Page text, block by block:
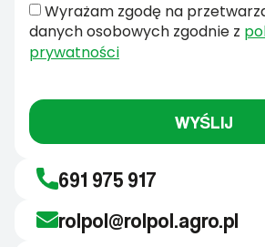
Wyrażam zgodę na
danych osobowych zgodnie z
prywatności
WYŚLIJ
691 975 917
rolpol@rolpol.agro.pl